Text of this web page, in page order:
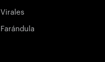
Virales
Farándula